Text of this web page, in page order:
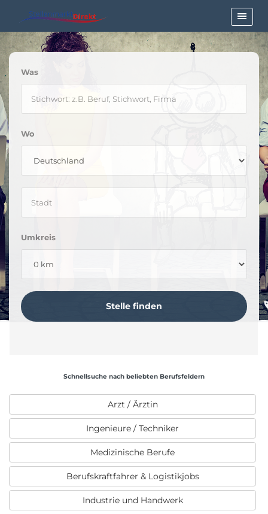
Was
Wo
Umkreis
Schnellsuche nach beliebten Berufsfeldern
Arzt / Ärztin
Ingenieure / Techniker
Medizinische Berufe
Berufskraftfahrer & Logistikjobs
Industrie und Handwerk